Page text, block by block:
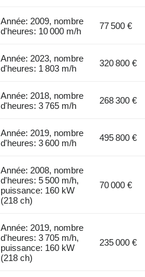
Année: 2009, nombre
d'heures: 10 000 m/h
77 500 €
Année: 2023, nombre
d'heures: 1 803 m/h
320 800 €
Année: 2018, nombre
d'heures: 3 765 m/h
268 300 €
Année: 2019, nombre
d'heures: 3 600 m/h
495 800 €
Année: 2008, nombre
d'heures: 5 500 m/h,
puissance: 160 kW
(218 ch)
70 000 €
Année: 2019, nombre
d'heures: 3 705 m/h,
puissance: 160 kW
(218 ch)
235 000 €